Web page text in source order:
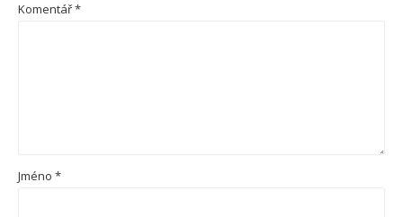
Komentář*
Jméno *